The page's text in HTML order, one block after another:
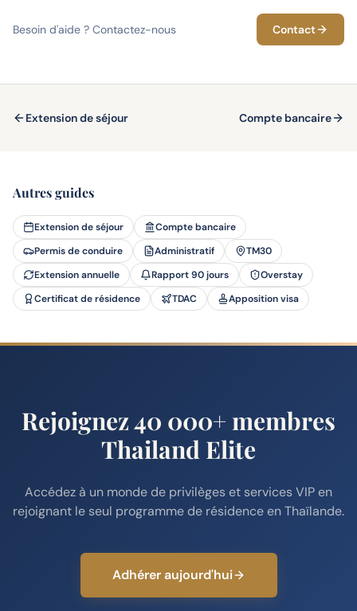
Besoin d'aide ? Contactez-nous Contact
Extension de séjour Compte bancaire
Autres guides
Extension de séjour
Compte bancaire
Permis de conduire
Administratif
TM30
Extension annuelle
Rapport 90 jours
Overstay
Certificat de résidence
TDAC Apposition visa
Rejoignez 40 000+ membres
Thailand Elite
Accédez à un monde de privilèges et services VIP en
rejoignant le seul programme de résidence en Thaïlande.
Adhérer aujourd'hui